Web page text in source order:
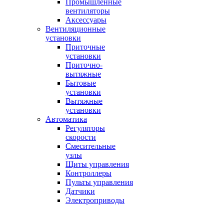
Промышленные
вентиляторы
Аксессуары
Вентиляционные
установки
Приточные
установки
Приточно-
вытяжные
Бытовые
установки
Вытяжные
установки
Автоматика
Регуляторы
скорости
Смесительные
узлы
Щиты управления
Контроллеры
Пульты управления
Датчики
Электроприводы